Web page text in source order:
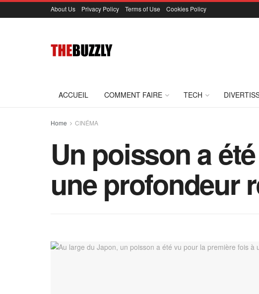
About Us Privacy Policy Terms of Use Cookies Policy
ACCUEIL COMMENT FAIRE TECH
Home CINÉMA
Un poisson a
une profondeur